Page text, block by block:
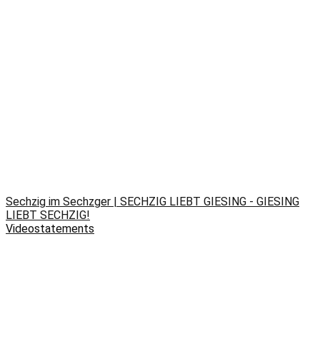
Sechzig im Sechzger | SECHZIG LIEBT GIESING - GIESING
LIEBT SECHZIG!
Videostatements